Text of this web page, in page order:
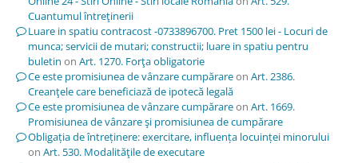
Cuantumul întreţinerii
Luare in spatiu contracost -0733896700. Pret 1500 lei - Locuri de
munca; servicii de mutari; constructii; luare in spatiu pentru
buletin on Art. 1270. Forţa obligatorie
Ce este promisiunea de vânzare cumpărareon Art. 2386.
Creanţele care beneficiază de ipotecă legală
Ce este promisiunea de vânzare cumpărareon Art. 1669.
Promisiunea de vânzare şi promisiunea de cumpărare
Obligația de întreținere: exercitare, influența locuinței minorului
on Art. 530. Modalităţile de executare